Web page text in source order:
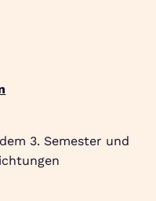
3. Semester und